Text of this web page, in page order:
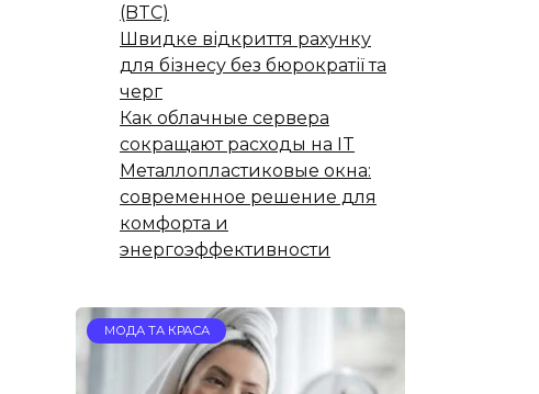
(BTC)
Швидке відкриття рахунку
для бізнесу без бюрократії та
черг
Как облачные сервера
сокращают расходы на IT
Металлопластиковые окна:
современное решение для
комфорта и
энергоэффективности
МОДА ТА КРАСА